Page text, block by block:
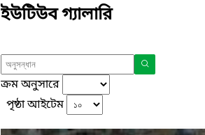
ইউটিউব গ্যালারি
ক্রম অনুসারে
পৃষ্ঠা আইটেম